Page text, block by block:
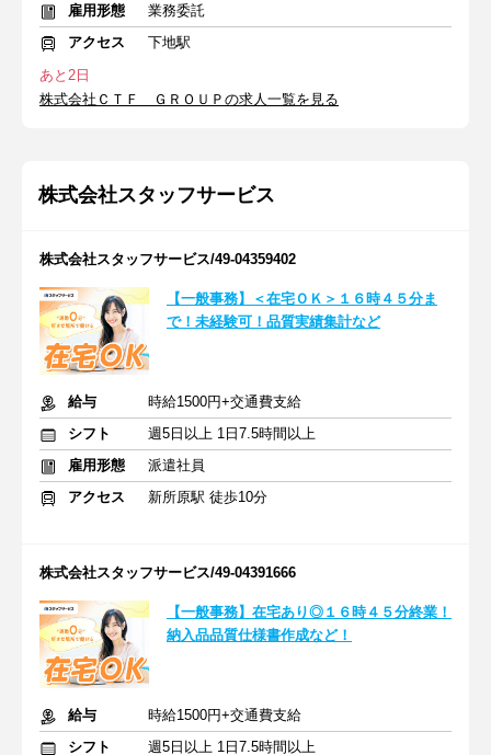
雇用形態
業務委託
アクセス
下地駅
あと2日
株式会社ＣＴＦ ＧＲＯＵＰの求人一覧を見る
株式会社スタッフサービス
株式会社スタッフサービス/49-04359402
【一般事務】＜在宅ＯＫ＞１６時４５分ま
で！未経験可！品質実績集計など
給与
時給1500円+交通費支給
シフト
週5日以上 1日7.5時間以上
雇用形態
派遣社員
アクセス
新所原駅 徒歩10分
株式会社スタッフサービス/49-04391666
【一般事務】在宅あり◎１６時４５分終業！
納入品品質仕様書作成など！
給与
時給1500円+交通費支給
シフト
週5日以上 1日7.5時間以上